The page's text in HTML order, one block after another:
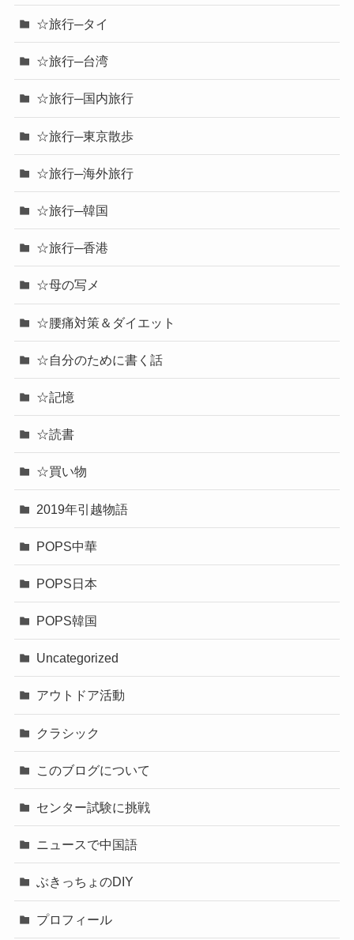
☆旅行─タイ
☆旅行─台湾
☆旅行─国内旅行
☆旅行─東京散歩
☆旅行─海外旅行
☆旅行─韓国
☆旅行─香港
☆母の写メ
☆腰痛対策＆ダイエット
☆自分のために書く話
☆記憶
☆読書
☆買い物
2019年引越物語
POPS中華
POPS日本
POPS韓国
Uncategorized
アウトドア活動
クラシック
このブログについて
センター試験に挑戦
ニュースで中国語
ぶきっちょのDIY
プロフィール